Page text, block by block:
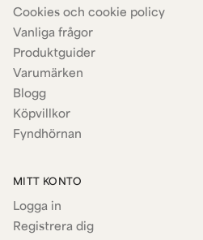
Cookies och cookie policy
Vanliga frågor
Produktguider
Varumärken
Blogg
Köpvillkor
Fyndhörnan
MITT KONTO
Logga in
Registrera dig